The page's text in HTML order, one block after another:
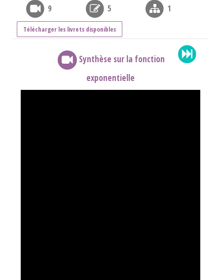
9 5 1
Télécharger les livrets disponibles
Synthèse sur la fonction
exponentielle